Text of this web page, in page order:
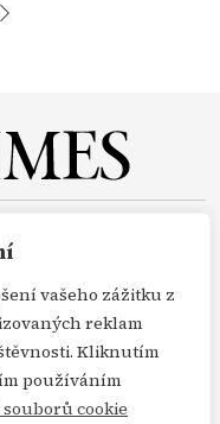
vašeho zážitku z
reklam
Kliknutím
používáním
cookie
2000-2026